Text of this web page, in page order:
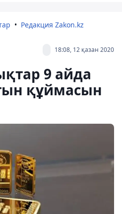
Редакция Zakon.kz
18:08, 12 қазан 2020
9 айда
құймасын